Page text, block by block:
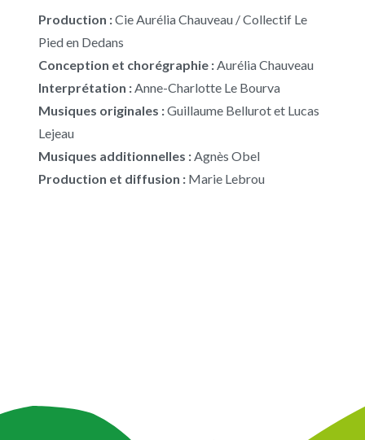
Production :Cie Aurélia Chauveau / Collectif Le
Pied en Dedans
Conception et chorégraphie :Aurélia Chauveau
Interprétation :Anne-Charlotte Le Bourva
Musiques originales :Guillaume Bellurot et Lucas
Lejeau
Musiques additionnelles :Agnès Obel
Production et diffusion : Marie Lebrou